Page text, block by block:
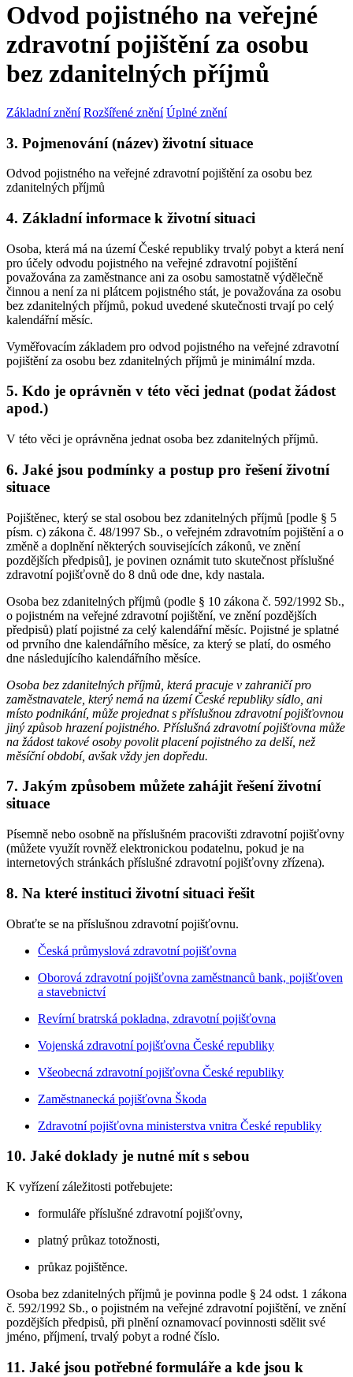
Odvod pojistného na veřejné
zdravotní pojištění za osobu
bez zdanitelných příjmů
Základní znění Rozšířené znění Úplné znění
3. Pojmenování (název) životní situace
Odvod pojistného na veřejné zdravotní pojištění za osobu bez
zdanitelných příjmů
4. Základní informace k životní situaci
Osoba, která má na území České republiky trvalý pobyt a která není
pro účely odvodu pojistného na veřejné zdravotní pojištění
považována za zaměstnance ani za osobu samostatně výdělečně
činnou a není za ni plátcem pojistného stát, je považována za osobu
bez zdanitelných příjmů, pokud uvedené skutečnosti trvají po celý
kalendářní měsíc.
Vyměřovacím základem pro odvod pojistného na veřejné zdravotní
pojištění za osobu bez zdanitelných příjmů je minimální mzda.
5. Kdo je oprávněn v této věci jednat (podat žádost
apod.)
V této věci je oprávněna jednat osoba bez zdanitelných příjmů.
6. Jaké jsou podmínky a postup pro řešení životní
situace
Pojištěnec, který se stal osobou bez zdanitelných příjmů [podle § 5
písm. c) zákona č. 48/1997 Sb., o veřejném zdravotním pojištění a o
změně a doplnění některých souvisejících zákonů, ve znění
pozdějších předpisů], je povinen oznámit tuto skutečnost příslušné
zdravotní pojišťovně do 8 dnů ode dne, kdy nastala.
Osoba bez zdanitelných příjmů (podle § 10 zákona č. 592/1992 Sb.,
o pojistném na veřejné zdravotní pojištění, ve znění pozdějších
předpisů) platí pojistné za celý kalendářní měsíc. Pojistné je splatné
od prvního dne kalendářního měsíce, za který se platí, do osmého
dne následujícího kalendářního měsíce.
Osoba bez zdanitelných příjmů, která pracuje v zahraničí pro
zaměstnavatele, který nemá na území České republiky sídlo, ani
místo podnikání, může projednat s příslušnou zdravotní pojišťovnou
jiný způsob hrazení pojistného. Příslušná zdravotní pojišťovna může
na žádost takové osoby povolit placení pojistného za delší, než
měsíční období, avšak vždy jen dopředu.
7. Jakým způsobem můžete zahájit řešení životní
situace
Písemně nebo osobně na příslušném pracovišti zdravotní pojišťovny
(můžete využít rovněž elektronickou podatelnu, pokud je na
internetových stránkách příslušné zdravotní pojišťovny zřízena).
8. Na které instituci životní situaci řešit
Obraťte se na příslušnou zdravotní pojišťovnu.
Česká průmyslová zdravotní pojišťovna
Oborová zdravotní pojišťovna zaměstnanců bank, pojišťoven
a stavebnictví
Revírní bratrská pokladna, zdravotní pojišťovna
Vojenská zdravotní pojišťovna České republiky
Všeobecná zdravotní pojišťovna České republiky
Zaměstnanecká pojišťovna Škoda
Zdravotní pojišťovna ministerstva vnitra České republiky
10. Jaké doklady je nutné mít s sebou
K vyřízení záležitosti potřebujete:
formuláře příslušné zdravotní pojišťovny,
platný průkaz totožnosti,
průkaz pojištěnce.
Osoba bez zdanitelných příjmů je povinna podle § 24 odst. 1 zákona
č. 592/1992 Sb., o pojistném na veřejné zdravotní pojištění, ve znění
pozdějších předpisů, při plnění oznamovací povinnosti sdělit své
jméno, příjmení, trvalý pobyt a rodné číslo.
11. Jaké jsou potřebné formuláře a kde jsou k